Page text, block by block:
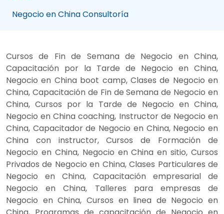
Negocio en China Consultoría
Cursos de Fin de Semana de Negocio en China,
Capacitación por la Tarde de Negocio en China,
Negocio en China boot camp, Clases de Negocio en
China, Capacitación de Fin de Semana de Negocio en
China, Cursos por la Tarde de Negocio en China,
Negocio en China coaching, Instructor de Negocio en
China, Capacitador de Negocio en China, Negocio en
China con instructor, Cursos de Formación de
Negocio en China, Negocio en China en sitio, Cursos
Privados de Negocio en China, Clases Particulares de
Negocio en China, Capacitación empresarial de
Negocio en China, Talleres para empresas de
Negocio en China, Cursos en linea de Negocio en